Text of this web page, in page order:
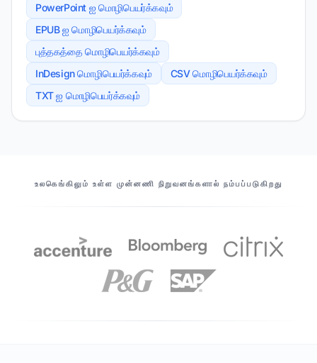
PowerPoint ஐ மொழிபெயர்க்கவும்
EPUB ஐ மொழிபெயர்க்கவும்
புத்தகத்தை மொழிபெயர்க்கவும்
InDesign மொழிபெயர்க்கவும்
CSV மொழிபெயர்க்கவும்
TXT ஐ மொழிபெயர்க்கவும்
எங்கள் கூட்டாளர்கள்
உலகெங்கிலும் உள்ள முன்னணி நிறுவனங்களால் நம்பப்படுகிறது